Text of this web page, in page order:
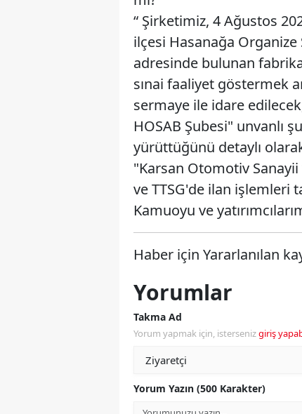
“ Şirketimiz, 4 Ağustos
ilçesi Hasanağa Organize
adresinde bulunan
sınai faaliyet göstermek
sermaye ile idare
HOSAB Şubesi" unvanlı
yürüttüğünü detaylı
"Karsan Otomotiv
ve TTSG'de ilan işlemleri
Kamuoyu ve
Haber için Yararlanılan
Yorumlar
Takma Ad
Yorum yapmak için, istersenizgiriş
Yorum Yazın (500 Karakter)